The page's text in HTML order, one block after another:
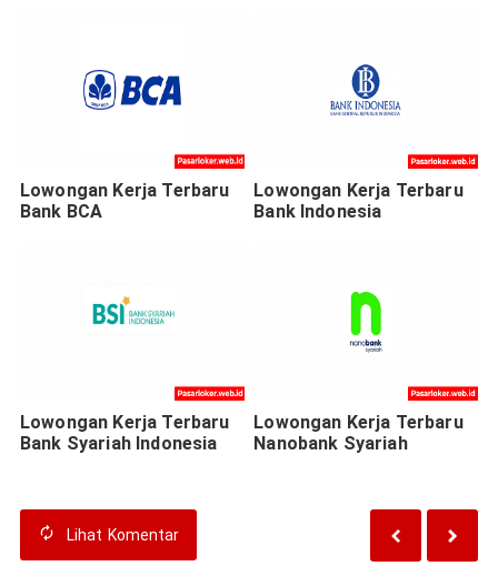
Lowongan Kerja Terbaru
Bank BCA
Lowongan Kerja Terbaru
Bank Indonesia
Lowongan Kerja Terbaru
Bank Syariah Indonesia
Lowongan Kerja Terbaru
Nanobank Syariah
Lihat Komentar